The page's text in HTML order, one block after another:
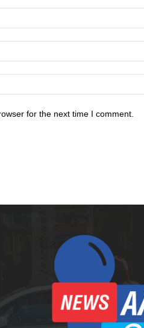
for the next time I comment.